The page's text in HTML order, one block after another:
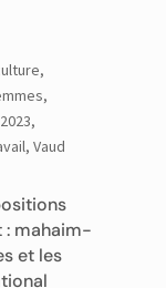
,
,
,
, Vaud
: mahaim-
et les